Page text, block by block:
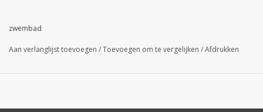
Volksgezondheid voor privé zwembaden.
Ontdekhierons volledig assortiment zwembad
zwembad
Aan verlanglijst toevoegen /Toevoegen om te vergelijken /Afdrukken